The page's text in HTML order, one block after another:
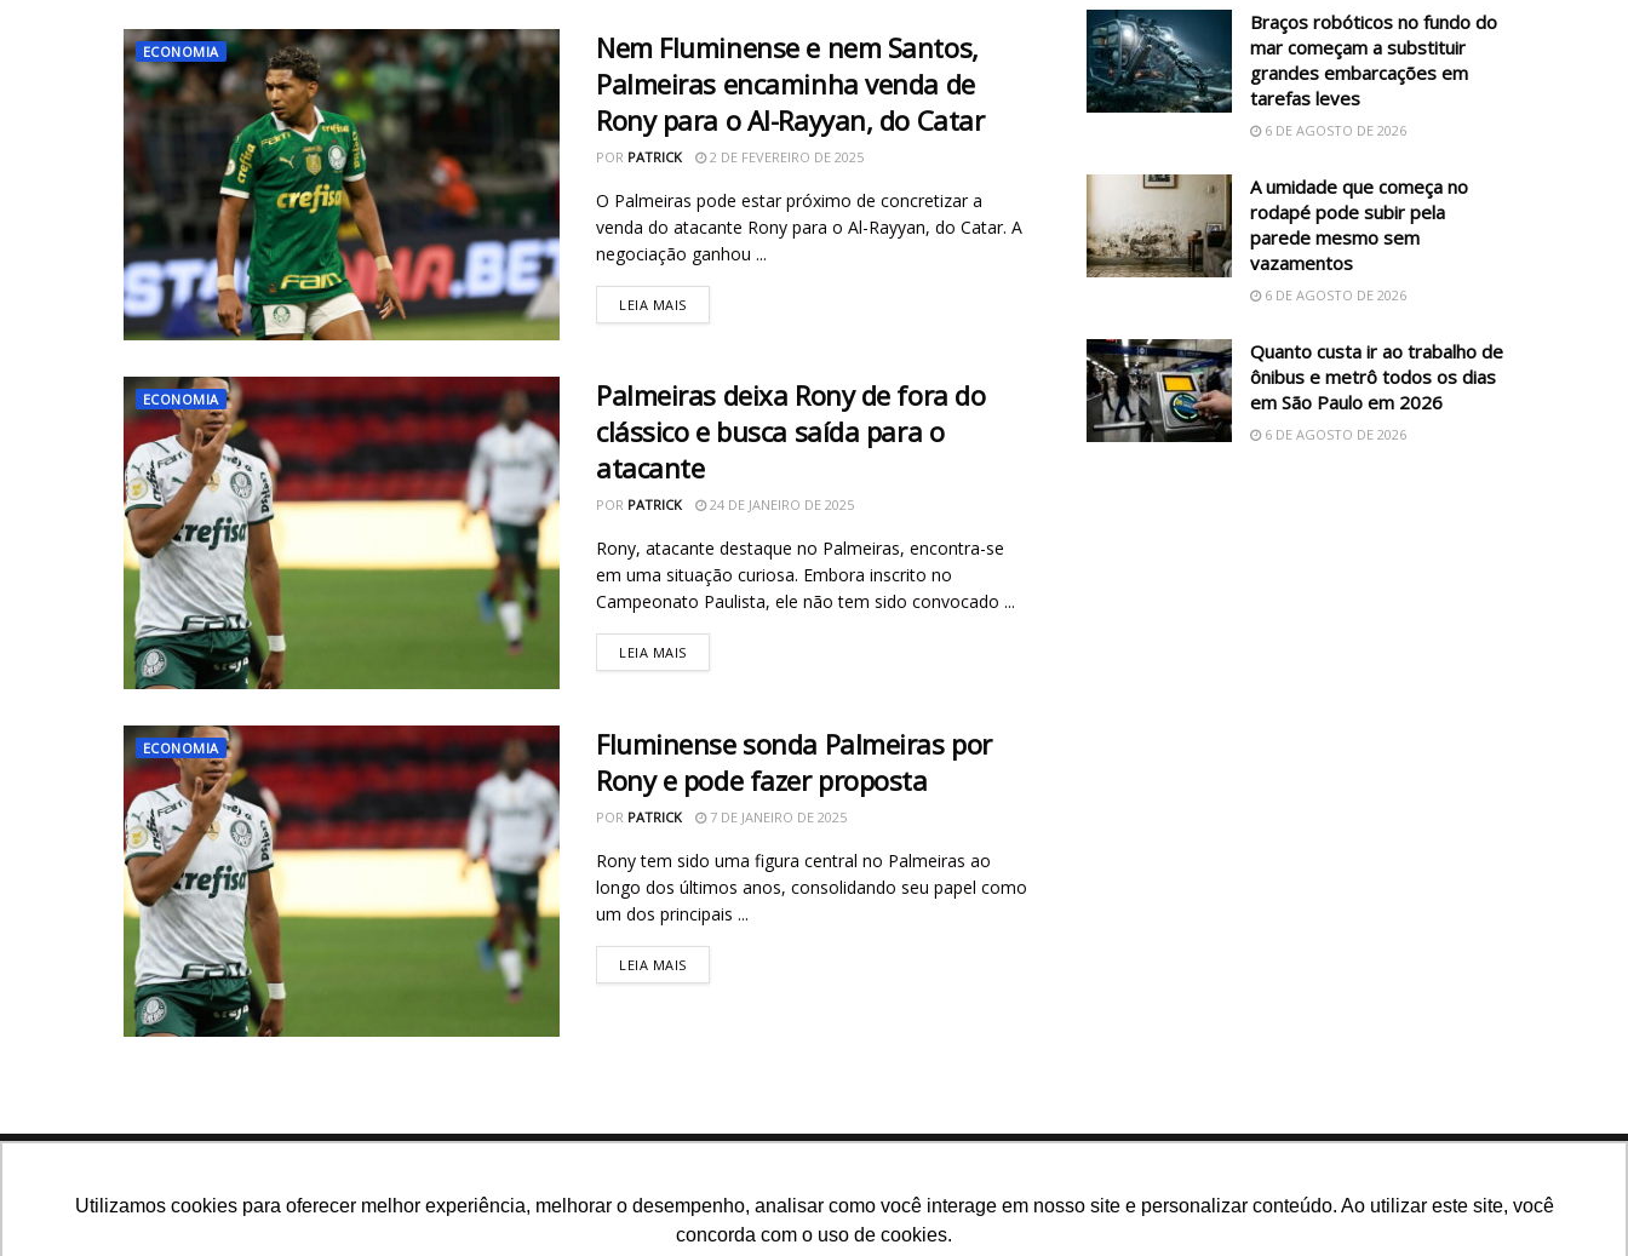
Utilizamos cookies para oferecer melhor experiência, melhorar o desempenho, analisar como você interage em nosso site e personalizar conteúdo. Ao utilizar este site, você
concorda com o uso de cookies.
ECONOMIA
Nem Fluminense e nem Santos,
Palmeiras encaminha venda de
Rony para o Al-Rayyan, do Catar
POR PATRICK 2 DE FEVEREIRO DE 2025
O Palmeiras pode estar próximo de concretizar a
venda do atacante Rony para o Al-Rayyan, do Catar. A
negociação ganhou ...
LEIA MAIS
ECONOMIA
Palmeiras deixa Rony de fora do
clássico e busca saída para o
atacante
POR PATRICK 24 DE JANEIRO DE 2025
Rony, atacante destaque no Palmeiras, encontra-se
em uma situação curiosa. Embora inscrito no
Campeonato Paulista, ele não tem sido convocado ...
LEIA MAIS
ECONOMIA
Fluminense sonda Palmeiras por
Rony e pode fazer proposta
POR PATRICK 7 DE JANEIRO DE 2025
Rony tem sido uma figura central no Palmeiras ao
longo dos últimos anos, consolidando seu papel como
um dos principais ...
LEIA MAIS
Braços robóticos no fundo do
mar começam a substituir
grandes embarcações em
tarefas leves
6 DE AGOSTO DE 2026
A umidade que começa no
rodapé pode subir pela
parede mesmo sem
vazamentos
6 DE AGOSTO DE 2026
Quanto custa ir ao trabalho de
ônibus e metrô todos os dias
em São Paulo em 2026
6 DE AGOSTO DE 2026
Navegue no site Siga nossas redes